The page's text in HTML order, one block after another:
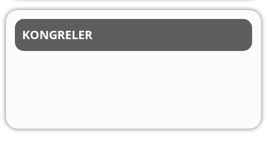
KONGRELER